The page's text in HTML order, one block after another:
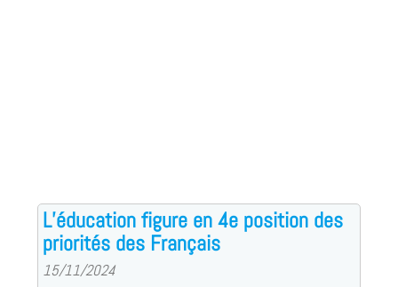
L’éducation figure en 4e position des
priorités des Français
15/11/2024